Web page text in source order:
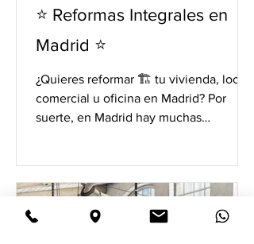
⭐️ Reformas Integrales en
Madrid ⭐️
¿Quieres reformar 🏗 tu vivienda, local
comercial u oficina en Madrid? Por
suerte, en Madrid hay muchas